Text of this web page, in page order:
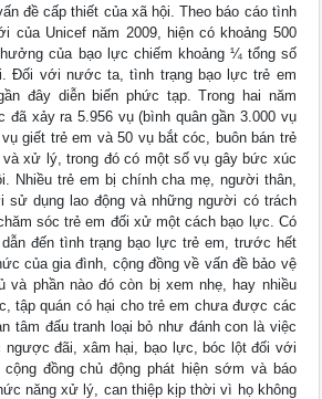
đề cấp thiết của xã hội. Theo báo cáo tình
của Unicef năm 2009, hiện có khoảng 500
của bạo lực chiếm khoảng ¼ tổng số
Đối với nước ta, tình trạng bạo lực trẻ em
đây diễn biến phức tạp. Trong hai năm
đã xảy ra 5.956 vụ (bình quân gần 3.000 vụ
giết trẻ em và 50 vụ bắt cóc, buôn bán trẻ
xử lý, trong đó có một số vụ gây bức xúc
Nhiều trẻ em bị chính cha mẹ, người thân,
sử dụng lao động và những người có trách
sóc trẻ em đối xử một cách bạo lực. Có
dẫn đến tình trạng bạo lực trẻ em, trước hết
của gia đình, cộng đồng về vấn đề bảo vệ
và phần nào đó còn bị xem nhẹ, hay nhiều
tập quán có hại cho trẻ em chưa được các
tâm đấu tranh loại bỏ như đánh con là việc
ngược đãi, xâm hại, bạo lực, bóc lột đối với
đồng chủ động phát hiện sớm và báo
năng xử lý, can thiệp kịp thời vì họ không